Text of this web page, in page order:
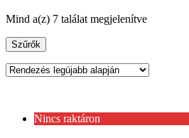
Mind a(z) 7 találat megjelenítve
Szűrők
Nincs raktáron